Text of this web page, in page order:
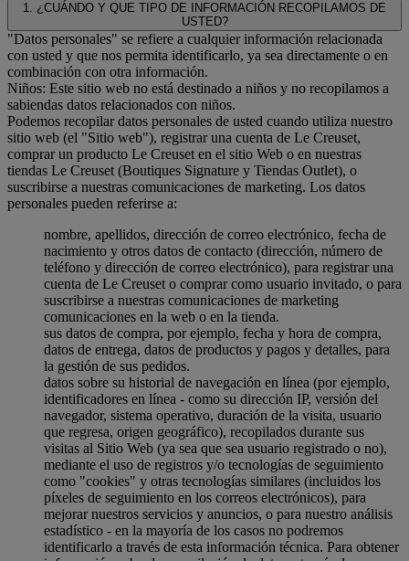
1. ¿CUÁNDO Y QUE TIPO DE INFORMACIÓN RECOPILAMOS DE
USTED?
"Datos personales" se refiere a cualquier información relacionada
con usted y que nos permita identificarlo, ya sea directamente o en
combinación con otra información.
Niños: Este sitio web no está destinado a niños y no recopilamos a
sabiendas datos relacionados con niños.
Podemos recopilar datos personales de usted cuando utiliza nuestro
sitio web (el "Sitio web"), registrar una cuenta de Le Creuset,
comprar un producto Le Creuset en el sitio Web o en nuestras
tiendas Le Creuset (Boutiques Signature y Tiendas Outlet), o
suscribirse a nuestras comunicaciones de marketing. Los datos
personales pueden referirse a:
nombre, apellidos, dirección de correo electrónico, fecha de
nacimiento y otros datos de contacto (dirección, número de
teléfono y dirección de correo electrónico), para registrar una
cuenta de Le Creuset o comprar como usuario invitado, o para
suscribirse a nuestras comunicaciones de marketing
comunicaciones en la web o en la tienda.
sus datos de compra, por ejemplo, fecha y hora de compra,
datos de entrega, datos de productos y pagos y detalles, para
la gestión de sus pedidos.
datos sobre su historial de navegación en línea (por ejemplo,
identificadores en línea - como su dirección IP, versión del
navegador, sistema operativo, duración de la visita, usuario
que regresa, origen geográfico), recopilados durante sus
visitas al Sitio Web (ya sea que sea usuario registrado o no),
mediante el uso de registros y/o tecnologías de seguimiento
como "cookies" y otras tecnologías similares (incluidos los
píxeles de seguimiento en los correos electrónicos), para
mejorar nuestros servicios y anuncios, o para nuestro análisis
estadístico - en la mayoría de los casos no podremos
identificarlo a través de esta información técnica. Para obtener